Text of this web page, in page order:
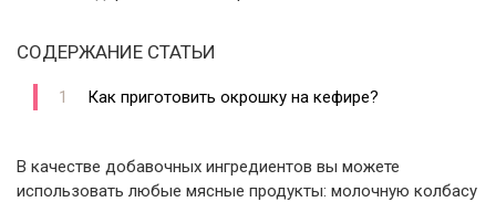
СОДЕРЖАНИЕ СТАТЬИ
Как приготовить окрошку на кефире?
В качестве добавочных ингредиентов вы можете
использовать любые мясные продукты: молочную колбасу